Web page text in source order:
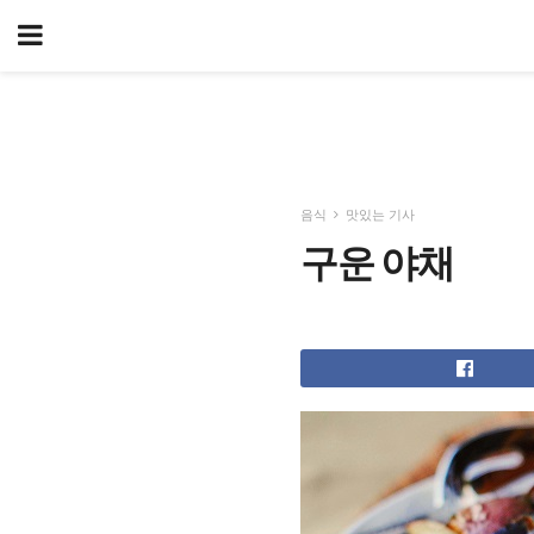
음식 맛있는 기사
구운 야채